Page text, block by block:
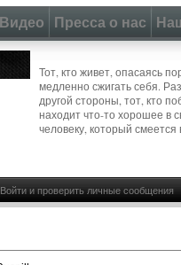
Видео Пресса о нас
Тот, кто живет, опасаясь
медленно сжигать себя.
другой стороны, тот, кто
находит что-то хорошее в
человеку, который смеется
Войти и проверить личные сообщения